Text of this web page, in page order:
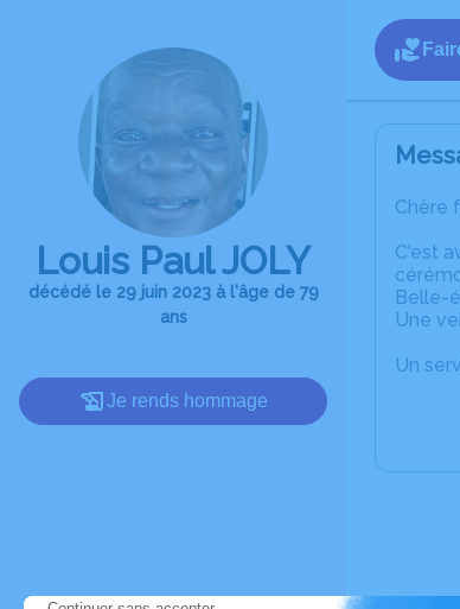
Louis Paul JOLY
décédé le 29 juin 2023 à l'âge de 79
ans
Je rends hommage
Chère
C'est
Belle-
Une
Un